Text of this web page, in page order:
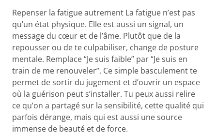
Repenser la fatigue autrement La fatigue n’est pas
qu’un état physique. Elle est aussi un signal, un
message du cœur et de l’âme. Plutôt que de la
repousser ou de te culpabiliser, change de posture
mentale. Remplace “Je suis faible” par “Je suis en
train de me renouveler”. Ce simple basculement te
permet de sortir du jugement et d’ouvrir un espace
où la guérison peut s’installer. Tu peux aussi relire
ce qu’on a partagé sur la sensibilité, cette qualité qui
parfois dérange, mais qui est aussi une source
immense de beauté et de force.